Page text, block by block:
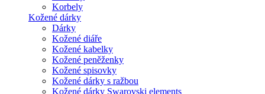
Korbely
Kožené dárky
Dárky
Kožené diáře
Kožené kabelky
Kožené peněženky
Kožené spisovky
Kožené dárky s ražbou
Kožené dárky Swarovski elements